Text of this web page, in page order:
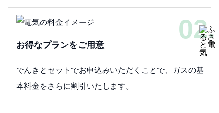
02.
お得なプランをご用意
でんきとセットでお申込みいただくことで、ガスの基
本料金をさらに割引いたします。